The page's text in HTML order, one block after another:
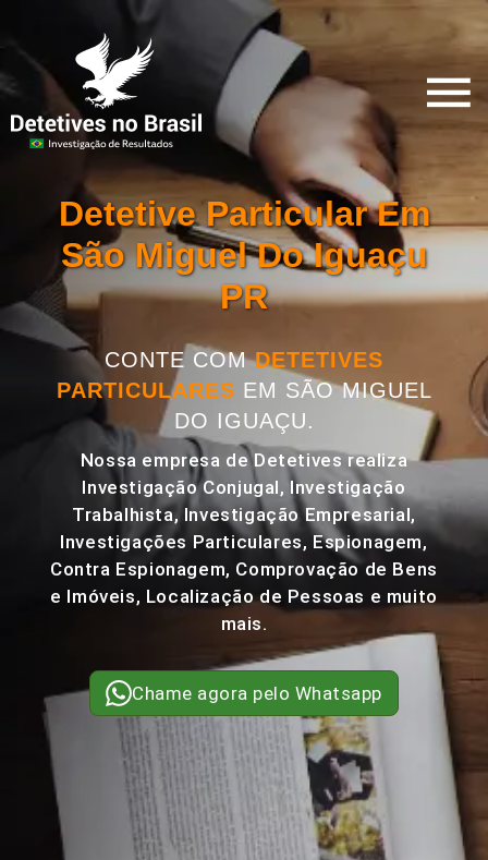
Detetive Particular Em
São Miguel Do Iguaçu
PR
CONTE COMDETETIVES
PARTICULARES EM SÃO MIGUEL
DO IGUAÇU.
Nossa empresa de Detetives realiza
Investigação Conjugal, Investigação
Trabalhista, Investigação Empresarial,
Investigações Particulares, Espionagem,
Contra Espionagem, Comprovação de Bens
e Imóveis, Localização de Pessoas e muito
mais.
Chame agora pelo Whatsapp